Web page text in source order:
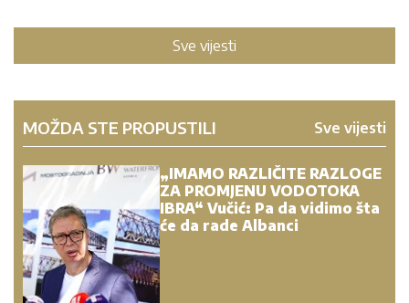
Sve vijesti
MOŽDA STE PROPUSTILI Sve vijesti
„IMAMO RAZLIČITE RAZLOGE
ZA PROMJENU VODOTOKA
IBRA“ Vučić: Pa da vidimo šta
će da rade Albanci